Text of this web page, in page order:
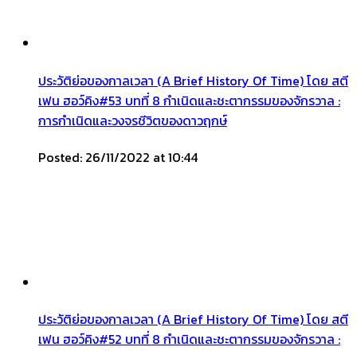
ประวัติย่อของกาลเวลา (A Brief History Of Time) โดย สตี
เฟน ฮอว์คิง#53 บทที่ 8 กำเนิดและชะตากรรมของจักรวาล :
การกำเนิดและวงจรชีวิตของดาวฤกษ์
Posted: 26/11/2022 at 10:44
ประวัติย่อของกาลเวลา (A Brief History Of Time) โดย สตี
เฟน ฮอว์คิง#52 บทที่ 8 กำเนิดและชะตากรรมของจักรวาล :